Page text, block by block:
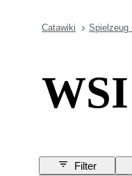
Catawiki Spielzeug
Filter